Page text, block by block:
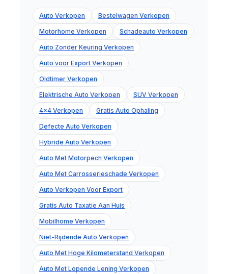
Auto Verkopen Bestelwagen Verkopen
Motorhome Verkopen Schadeauto Verkopen
Auto Zonder Keuring Verkopen
Auto voor Export Verkopen
Oldtimer Verkopen
Elektrische Auto Verkopen SUV Verkopen
4x4 Verkopen Gratis Auto Ophaling
Defecte Auto Verkopen
Hybride Auto Verkopen
Auto Met Motorpech Verkopen
Auto Met Carrosserieschade Verkopen
Auto Verkopen Voor Export
Gratis Auto Taxatie Aan Huis
Mobilhome Verkopen
Niet-Rijdende Auto Verkopen
Auto Met Hoge Kilometerstand Verkopen
Auto Met Lopende Lening Verkopen